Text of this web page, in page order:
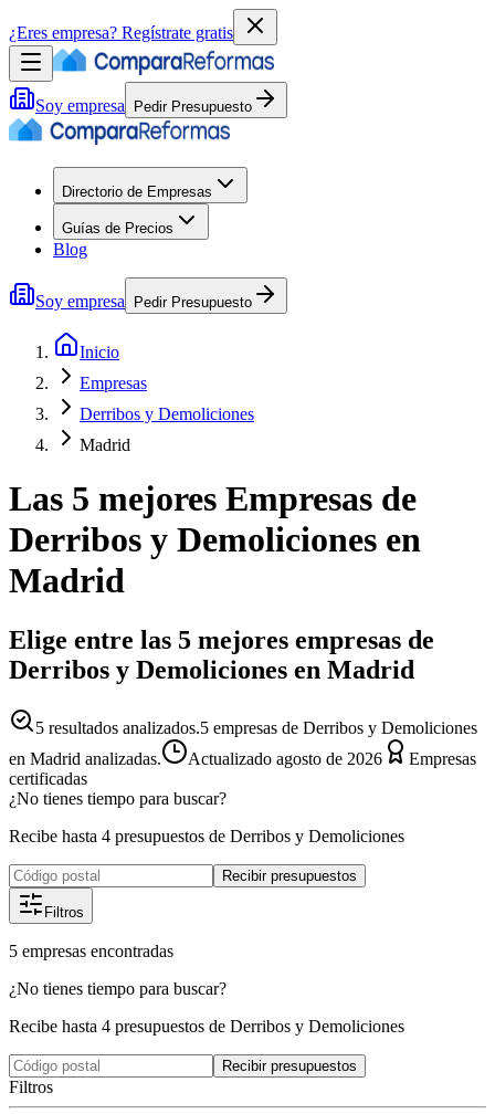
¿Eres empresa? Regístrate gratis
Soy empresa Pedir Presupuesto
Directorio de Empresas
Guías de Precios
Blog
Soy empresa Pedir Presupuesto
Inicio
Empresas
Derribos y Demoliciones
Madrid
Las 5 mejores Empresas de
Derribos y Demoliciones en
Madrid
Elige entre las 5 mejores empresas de
Derribos y Demoliciones en Madrid
5 resultados analizados.5 empresas de Derribos y Demoliciones
en Madrid analizadas.
Actualizado agosto de 2026
Empresas
certificadas
¿No tienes tiempo para buscar?
Recibe hasta 4 presupuestos de Derribos y Demoliciones
Recibir presupuestos
Filtros
5 empresas encontradas
¿No tienes tiempo para buscar?
Recibe hasta 4 presupuestos de Derribos y Demoliciones
Recibir presupuestos
Filtros